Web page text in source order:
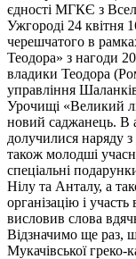
єдності МГКЄ з
Ужгороді 24 квітня
черешчатого в
Теодора» з нагоди
владики Теодора
управління
Урочищі «Великий
новий саджанець. В
долучилися наряду
також молодші
спеціальні
Нілу та Анталу, а
організацію і
висловив слова
Відзначимо ще раз,
Мукачівської греко-